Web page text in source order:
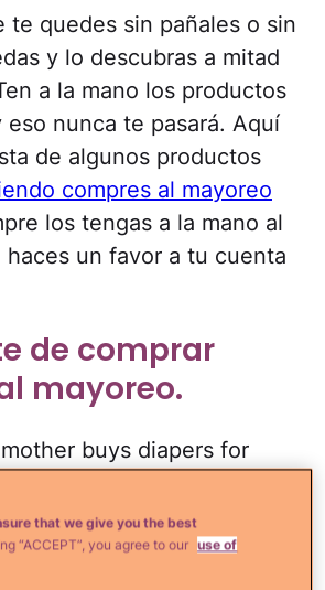
te quedes sin pañales o sin
y lo descubras a mitad
a la mano los productos
eso nunca te pasará. Aquí
de algunos productos
compres al mayoreo
los tengas a la mano al
un favor a tu cuenta
de comprar
mayoreo.
vas a necesitar cuando
that we give you the best
“ACCEPT”, you agree to our use of